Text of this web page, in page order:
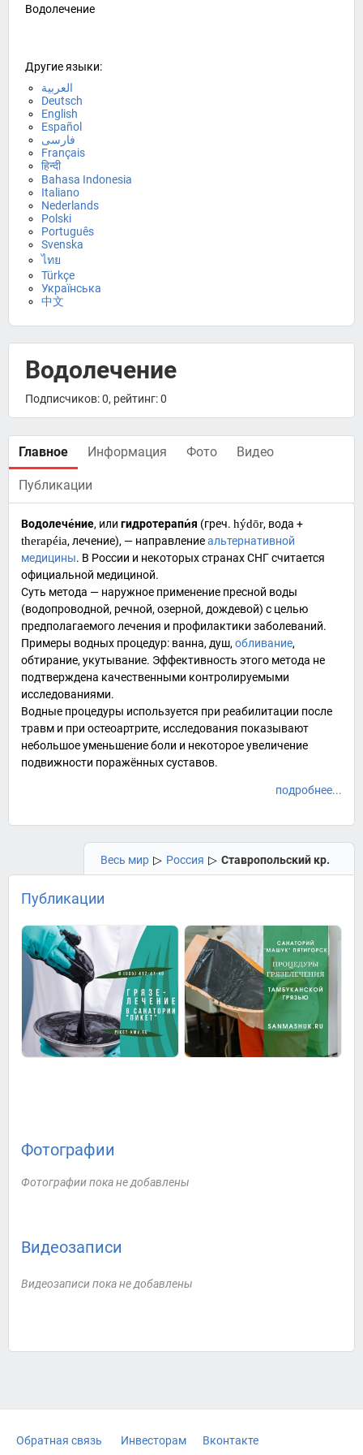
Водолечение
Другие языки:
العربية
Deutsch
English
Español
فارسی
Français
हिन्दी
Bahasa Indonesia
Italiano
Nederlands
Polski
Português
Svenska
ไทย
Türkçe
Українська
中文
Водолечение
Подписчиков: 0, рейтинг: 0
Главное Информация Фото Видео
Публикации
Водолече́ние, или гидротерапи́я (греч. hýdōr, вода +
therapéia, лечение), — направлениеальтернативной
медицины. В России и некоторых странах СНГ считается
официальной медициной.
Суть метода — наружное применение пресной воды
(водопроводной, речной, озерной, дождевой) с целью
предполагаемого лечения и профилактики заболеваний.
Примеры водных процедур: ванна, душ, обливание,
обтирание, укутывание. Эффективность этого метода не
подтверждена качественными контролируемыми
исследованиями.
Водные процедуры используется при реабилитации после
травм и при остеоартрите, исследования показывают
небольшое уменьшение боли и некоторое увеличение
подвижности поражённых суставов.
подробнее...
Весь мир ▷ Россия ▷ Ставропольский кр.
Публикации
Фотографии
Фотографии пока не добавлены
Видеозаписи
Видеозаписи пока не добавлены
Обратная связь Инвесторам
Вконтакте